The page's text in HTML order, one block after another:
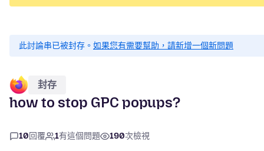
此討論串已被封存。 如果您有需要幫助，請新增一個新問題
封存
how to stop GPC popups?
10回覆 1有這個問題 190次檢視